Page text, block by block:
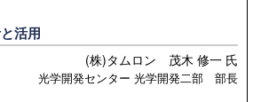
活用
(株)タムロン 茂木 修一 氏
光学開発センター 光学開発二部 部長